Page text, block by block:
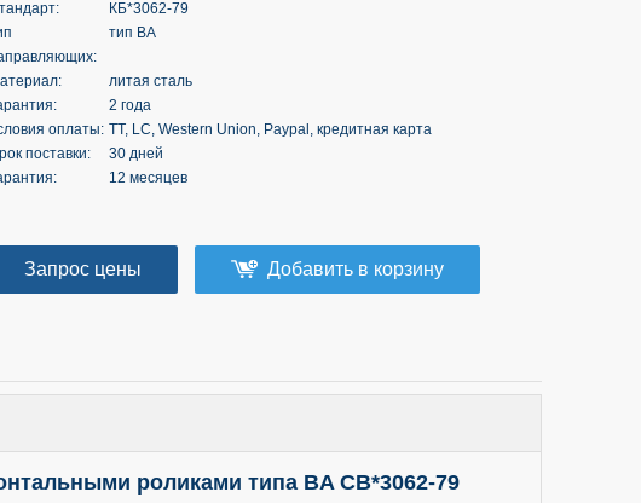
КБ*3062-79
тип BA
литая сталь
2 года
оплаты: TT, LC, Western Union, Paypal, кредитная карта
поставки:
30 дней
12 месяцев
Запрос цены Добавить в корзину
роликами типа BA CB*3062-79